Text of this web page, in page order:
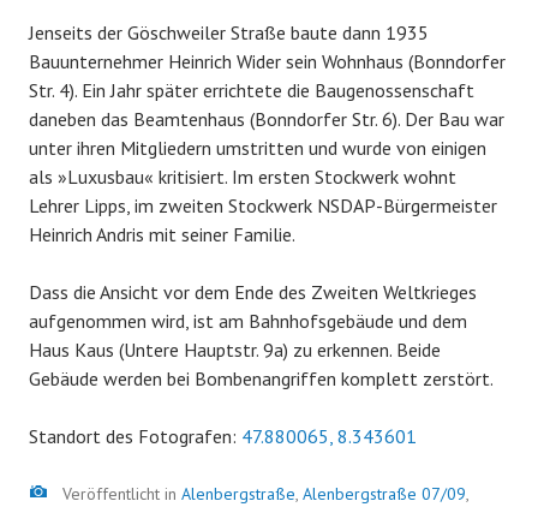
Jenseits der Göschweiler Straße baute dann 1935
Bauunternehmer Heinrich Wider sein Wohnhaus (Bonndorfer
Str. 4). Ein Jahr später errichtete die Baugenossenschaft
daneben das Beamtenhaus (Bonndorfer Str. 6). Der Bau war
unter ihren Mitgliedern umstritten und wurde von einigen
als »Luxusbau« kritisiert. Im ersten Stockwerk wohnt
Lehrer Lipps, im zweiten Stockwerk NSDAP-Bürgermeister
Heinrich Andris mit seiner Familie.
Dass die Ansicht vor dem Ende des Zweiten Weltkrieges
aufgenommen wird, ist am Bahnhofsgebäude und dem
Haus Kaus (Untere Hauptstr. 9a) zu erkennen. Beide
Gebäude werden bei Bombenangriffen komplett zerstört.
Standort des Fotografen: 47.880065, 8.343601
Bild
Veröffentlicht in Alenbergstraße Alenbergstraße 07/09